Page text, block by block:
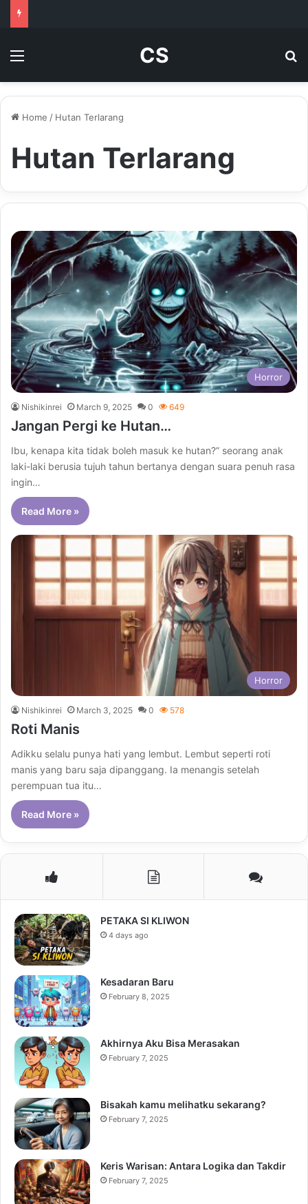
Menu CS
Home / Hutan Terlarang
Hutan Terlarang
Horror
Nishikinrei March 9, 2025 0 649
Jangan Pergi ke Hutan…
Ibu, kenapa kita tidak boleh masuk ke hutan?” seorang anak
laki-laki berusia tujuh tahun bertanya dengan suara penuh rasa
ingin…
Read More »
Horror
Nishikinrei March 3, 2025 0 578
Roti Manis
Adikku selalu punya hati yang lembut. Lembut seperti roti
manis yang baru saja dipanggang. Ia menangis setelah
perempuan tua itu…
Read More »
PETAKA SI KLIWON
4 days ago
Kesadaran Baru
February 8, 2025
Akhirnya Aku Bisa Merasakan
February 7, 2025
Bisakah kamu melihatku sekarang?
February 7, 2025
Keris Warisan: Antara Logika dan Takdir
February 7, 2025